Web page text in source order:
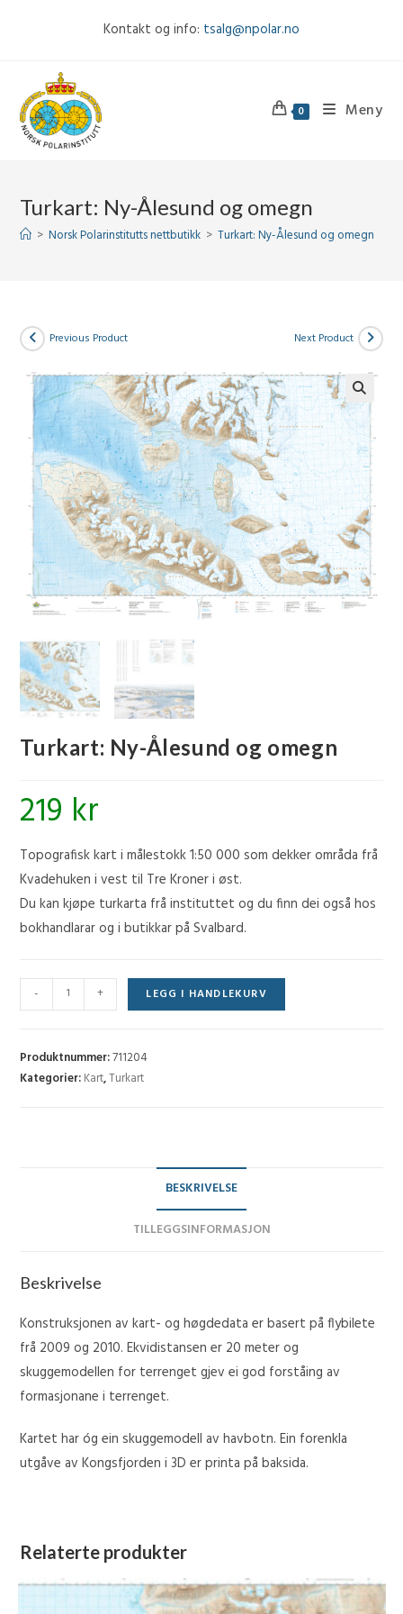
Kontakt og info: tsalg@npolar.no
0 Meny
Turkart: Ny-Ålesund og omegn
> Norsk Polarinstitutts nettbutikk > Turkart: Ny-Ålesund og omegn
Previous Product Next Product
🔍
Turkart: Ny-Ålesund og omegn
219 kr
Topografisk kart i målestokk 1:50 000 som dekker områda frå
Kvadehuken i vest til Tre Kroner i øst.
Du kan kjøpe turkarta frå instituttet og du finn dei også hos
bokhandlarar og i butikkar på Svalbard.
Ny-
og
omegn
- + LEGG I HANDLEKURV
Produktnummer:711204
Kategorier:Kart,Turkart
BESKRIVELSE
TILLEGGSINFORMASJON
Beskrivelse
Konstruksjonen av kart- og høgdedata er basert på flybilete
frå 2009 og 2010. Ekvidistansen er 20 meter og
skuggemodellen for terrenget gjev ei god forståing av
formasjonane i terrenget.
Kartet har óg ein skuggemodell av havbotn. Ein forenkla
utgåve av Kongsfjorden i 3D er printa på baksida.
Relaterte produkter